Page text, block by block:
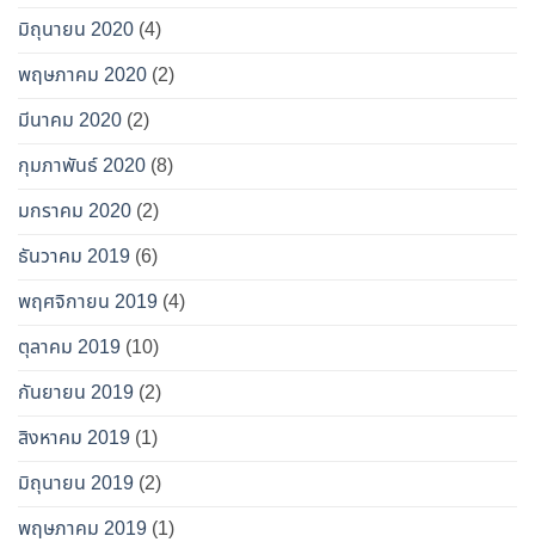
มิถุนายน 2020 (4)
พฤษภาคม 2020 (2)
มีนาคม 2020 (2)
กุมภาพันธ์ 2020 (8)
มกราคม 2020 (2)
ธันวาคม 2019 (6)
พฤศจิกายน 2019 (4)
ตุลาคม 2019 (10)
กันยายน 2019 (2)
สิงหาคม 2019 (1)
มิถุนายน 2019 (2)
พฤษภาคม 2019 (1)